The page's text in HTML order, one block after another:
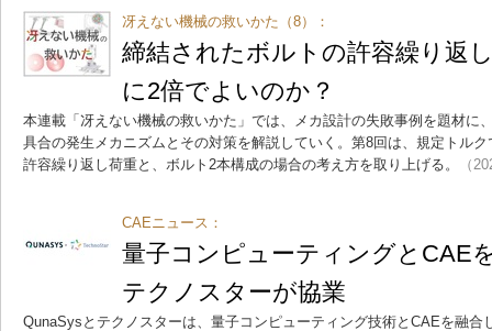
冴えない機械の救いかた（8）：
締結されたボルトの許容繰り返
に2倍でよいのか？
本連載「冴えない機械の救いかた」では、メカ設計の失敗事例を題材に
具合の発生メカニズムとその対策を解説していく。第8回は、規定トル
許容繰り返し荷重と、ボルト2本構成の場合の考え方を取り上げる。
（
CAEニュース：
量子コンピューティングとCAE
テクノスターが協業
QunaSysとテクノスターは、量子コンピューティング技術とCAEを融合